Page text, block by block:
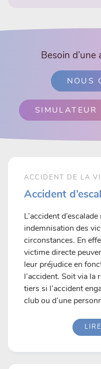
Besoin d’une
NOUS
SIMULATEUR
ACCIDENT DE LA
Accident
L’accident
indemnisation des
circonstances. En
victime directe
leur préjudice en
l’accident. Soit via la
tiers si l’accident
club ou d’une